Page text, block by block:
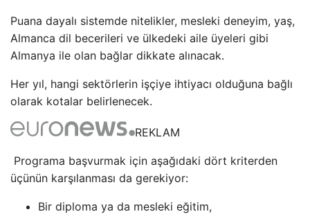
Puana dayalı sistemde nitelikler, mesleki deneyim, yaş,
Almanca dil becerileri ve ülkedeki aile üyeleri gibi
Almanya ile olan bağlar dikkate alınacak.
Her yıl, hangi sektörlerin işçiye ihtiyacı olduğuna bağlı
olarak kotalar belirlenecek.
REKLAM
Programa başvurmak için aşağıdaki dört kriterden
üçünün karşılanması da gerekiyor:
Bir diploma ya da mesleki eğitim,